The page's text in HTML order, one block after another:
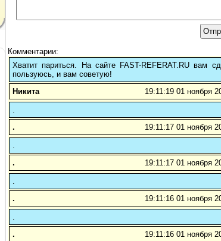
Комментарии:
Хватит париться. На сайте FAST-REFERAT.RU
пользуюсь, и вам советую!
Никита
19:11:19 01 ноября
.
.
19:11:17 01 ноября
.
.
19:11:17 01 ноября
.
.
19:11:16 01 ноября
.
.
19:11:16 01 ноября